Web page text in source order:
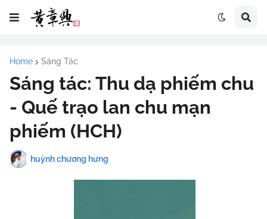
Home Sáng Tác
Sáng tác: Thu dạ phiếm chu
- Quế trạo lan chu mạn
phiếm (HCH)
huỳnh chương hưng